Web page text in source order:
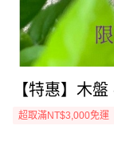
【特惠】木
超取滿NT$3,000免運